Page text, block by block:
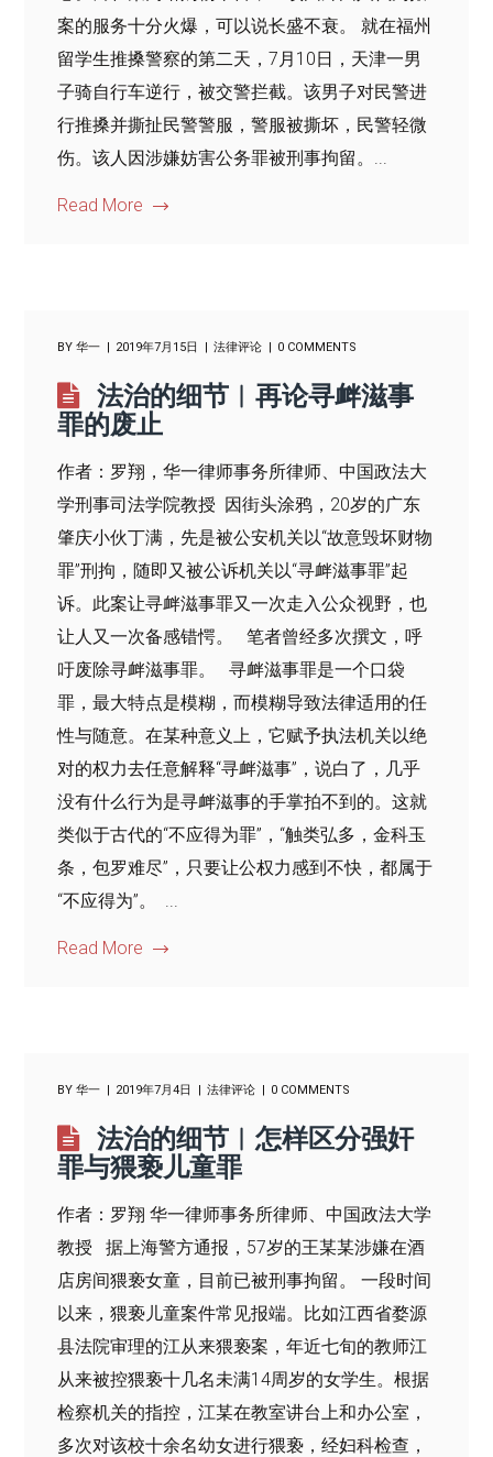
案的服务十分火爆，可以说长盛不衰。 就在福州
留学生推搡警察的第二天，7月10日，天津一男
子骑自行车逆行，被交警拦截。该男子对民警进
行推搡并撕扯民警警服，警服被撕坏，民警轻微
伤。该人因涉嫌妨害公务罪被刑事拘留。...
Read More
BY华一 2019年7月15日 法律评论 0 COMMENTS
法治的细节︱再论寻衅滋事
罪的废止
作者：罗翔，华一律师事务所律师、中国政法大
学刑事司法学院教授 ​​因街头涂鸦，20岁的广东
肇庆小伙丁满，先是被公安机关以“故意毁坏财物
罪”刑拘，随即又被公诉机关以“寻衅滋事罪”起
诉。此案让寻衅滋事罪又一次走入公众视野，也
让人又一次备感错愕。 笔者曾经多次撰文，呼
吁废除寻衅滋事罪。 寻衅滋事罪是一个口袋
罪，最大特点是模糊，而模糊导致法律适用的任
性与随意。在某种意义上，它赋予执法机关以绝
对的权力去任意解释“寻衅滋事”，说白了，几乎
没有什么行为是寻衅滋事的手掌拍不到的。这就
类似于古代的“不应得为罪”，“触类弘多，金科玉
条，包罗难尽”，只要让公权力感到不快，都属于
“不应得为”。 ...
Read More
BY华一 2019年7月4日 法律评论 0 COMMENTS
法治的细节︱怎样区分强奸
罪与猥亵儿童罪
作者：罗翔 华一律师事务所律师、中国政法大学
教授 据上海警方通报，57岁的王某某涉嫌在酒
店房间猥亵女童，目前已被刑事拘留。 一段时间
以来，猥亵儿童案件常见报端。比如江西省婺源
县法院审理的江从来猥亵案，年近七旬的教师江
从来被控猥亵十几名未满14周岁的女学生。根据
检察机关的指控，江某在教室讲台上和办公室，
多次对该校十余名幼女进行猥亵，经妇科检查，